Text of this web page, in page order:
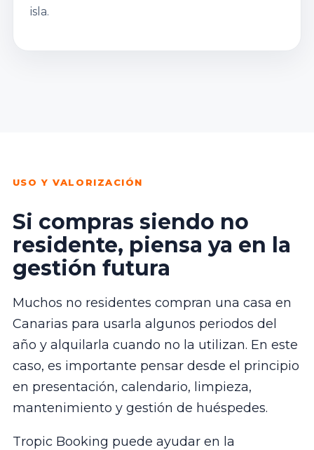
isla.
USO Y VALORIZACIÓN
Si compras siendo no
residente, piensa ya en la
gestión futura
Muchos no residentes compran una casa en
Canarias para usarla algunos periodos del
año y alquilarla cuando no la utilizan. En este
caso, es importante pensar desde el principio
en presentación, calendario, limpieza,
mantenimiento y gestión de huéspedes.
Tropic Booking puede ayudar en la